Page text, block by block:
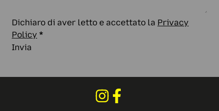
Dichiaro di aver letto e accettato la Privacy
Policy *
Invia